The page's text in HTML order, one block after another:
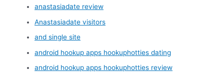
anastasiadate review
Anastasiadate visitors
and single site
android hookup apps hookuphotties dating
android hookup apps hookuphotties review